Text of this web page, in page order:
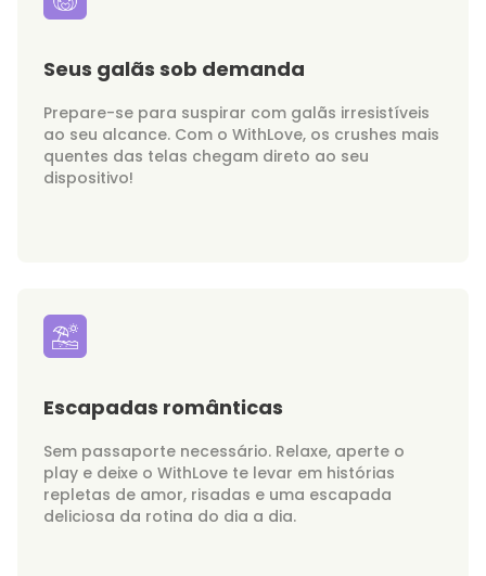
Seus galãs sob demanda
Prepare-se para suspirar com galãs irresistíveis
ao seu alcance. Com o WithLove, os crushes mais
quentes das telas chegam direto ao seu
dispositivo!
Escapadas românticas
Sem passaporte necessário. Relaxe, aperte o
play e deixe o WithLove te levar em histórias
repletas de amor, risadas e uma escapada
deliciosa da rotina do dia a dia.